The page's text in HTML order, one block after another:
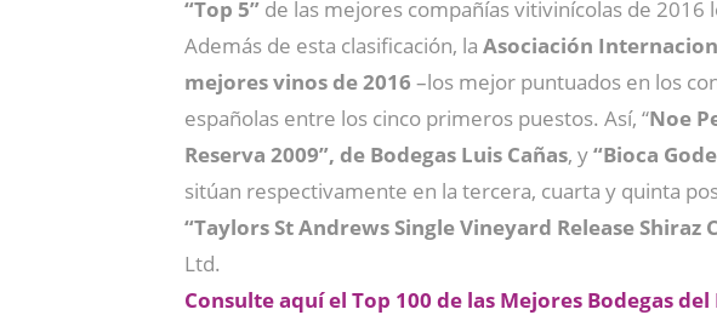
“Top 5” de las mejores compañías vitivinícolas de
Además de esta clasificación, la Asociación
mejores vinos de 2016 –los mejor puntuados en los
españolas entre los cinco primeros puestos. Así, “Noe
Reserva 2009”, de Bodegas Luis Cañas, y“Bioca
sitúan respectivamente en la tercera, cuarta y quinta
“Taylors St Andrews Single Vineyard Release Shiraz
Ltd.
Consulte aquí el Top 100 de las Mejores Bodegas